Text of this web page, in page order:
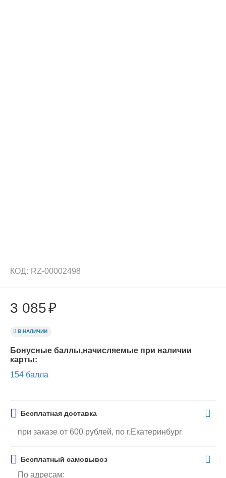
КОД: RZ-00002498
3 085₽
В НАЛИЧИИ
Бонусные баллы,начисляемые при наличии
карты:
154 балла
Бесплатная доставка
при заказе от 600 рублей, по г.Екатеринбург
Бесплатный самовывоз
По адресам: